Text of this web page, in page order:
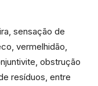
sensação de
vermelhidão,
obstrução
resíduos, entre